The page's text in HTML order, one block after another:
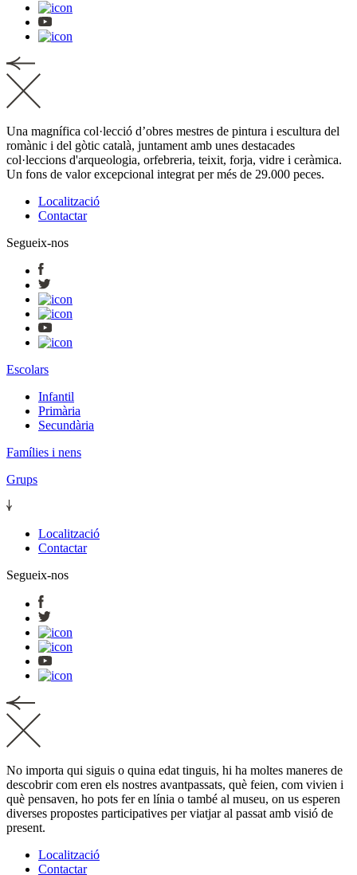
Una magnífica col·lecció d’obres mestres de pintura i escultura del
romànic i del gòtic català, juntament amb unes destacades
col·leccions d'arqueologia, orfebreria, teixit, forja, vidre i ceràmica.
Un fons de valor excepcional integrat per més de 29.000 peces.
Localització
Contactar
Segueix-nos
Escolars
Infantil
Primària
Secundària
Famílies i nens
Grups
Localització
Contactar
Segueix-nos
No importa qui siguis o quina edat tinguis, hi ha moltes maneres de
descobrir com eren els nostres avantpassats, què feien, com vivien i
què pensaven, ho pots fer en línia o també al museu, on us esperen
diverses propostes participatives per viatjar al passat amb visió de
present.
Localització
Contactar